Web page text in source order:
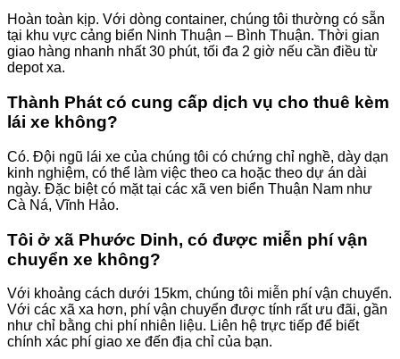
Hoàn toàn kịp. Với dòng container, chúng tôi thường có sẵn
tại khu vực cảng biển Ninh Thuận – Bình Thuận. Thời gian
giao hàng nhanh nhất 30 phút, tối đa 2 giờ nếu cần điều từ
depot xa.
Thành Phát có cung cấp dịch vụ cho thuê kèm
lái xe không?
Có. Đội ngũ lái xe của chúng tôi có chứng chỉ nghề, dày dạn
kinh nghiệm, có thể làm việc theo ca hoặc theo dự án dài
ngày. Đặc biệt có mặt tại các xã ven biển Thuận Nam như
Cà Ná, Vĩnh Hảo.
Tôi ở xã Phước Dinh, có được miễn phí vận
chuyển xe không?
Với khoảng cách dưới 15km, chúng tôi miễn phí vận chuyển.
Với các xã xa hơn, phí vận chuyển được tính rất ưu đãi, gần
như chỉ bằng chi phí nhiên liệu. Liên hệ trực tiếp để biết
chính xác phí giao xe đến địa chỉ của bạn.